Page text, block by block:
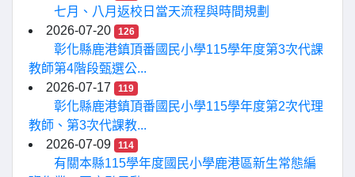
七月、八月返校日當天流程與時間規劃
2026-07-20
126
彰化縣鹿港鎮頂番國民小學115學年度第3次代課
教師第4階段甄選公...
2026-07-17
119
彰化縣鹿港鎮頂番國民小學115學年度第2次代理
教師、第3次代課教...
2026-07-09
114
有關本縣115學年度國民小學鹿港區新生常態編